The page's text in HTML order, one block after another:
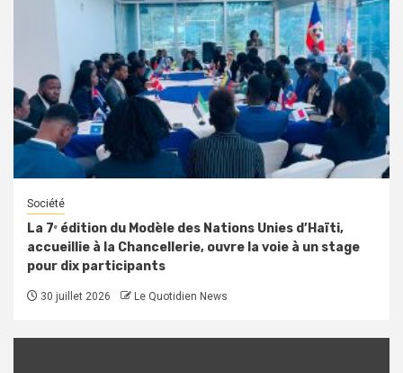
Société
La 7ᵉ édition du Modèle des Nations Unies d’Haïti,
accueillie à la Chancellerie, ouvre la voie à un stage
pour dix participants
30 juillet 2026 Le Quotidien News